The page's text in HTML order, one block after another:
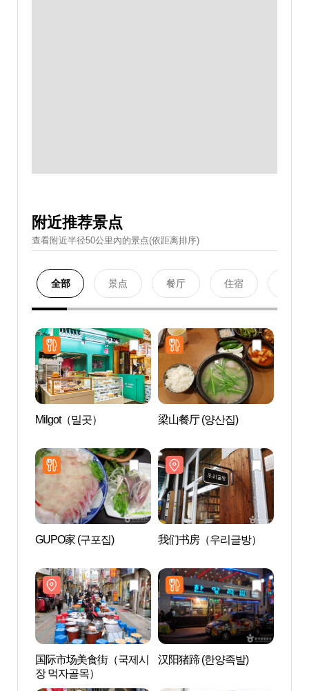
附近推荐景点
查看附近半径50公里內的景点(依距离排序)
全部 景点 餐厅 住宿
Milgot（밀곳） 梁山餐厅 (양산집)
GUPO家 (구포집) 我们书房（우리글방）
国际市场美食街（국제시
장 먹자골목）
汉阳猪蹄 (한양족발)